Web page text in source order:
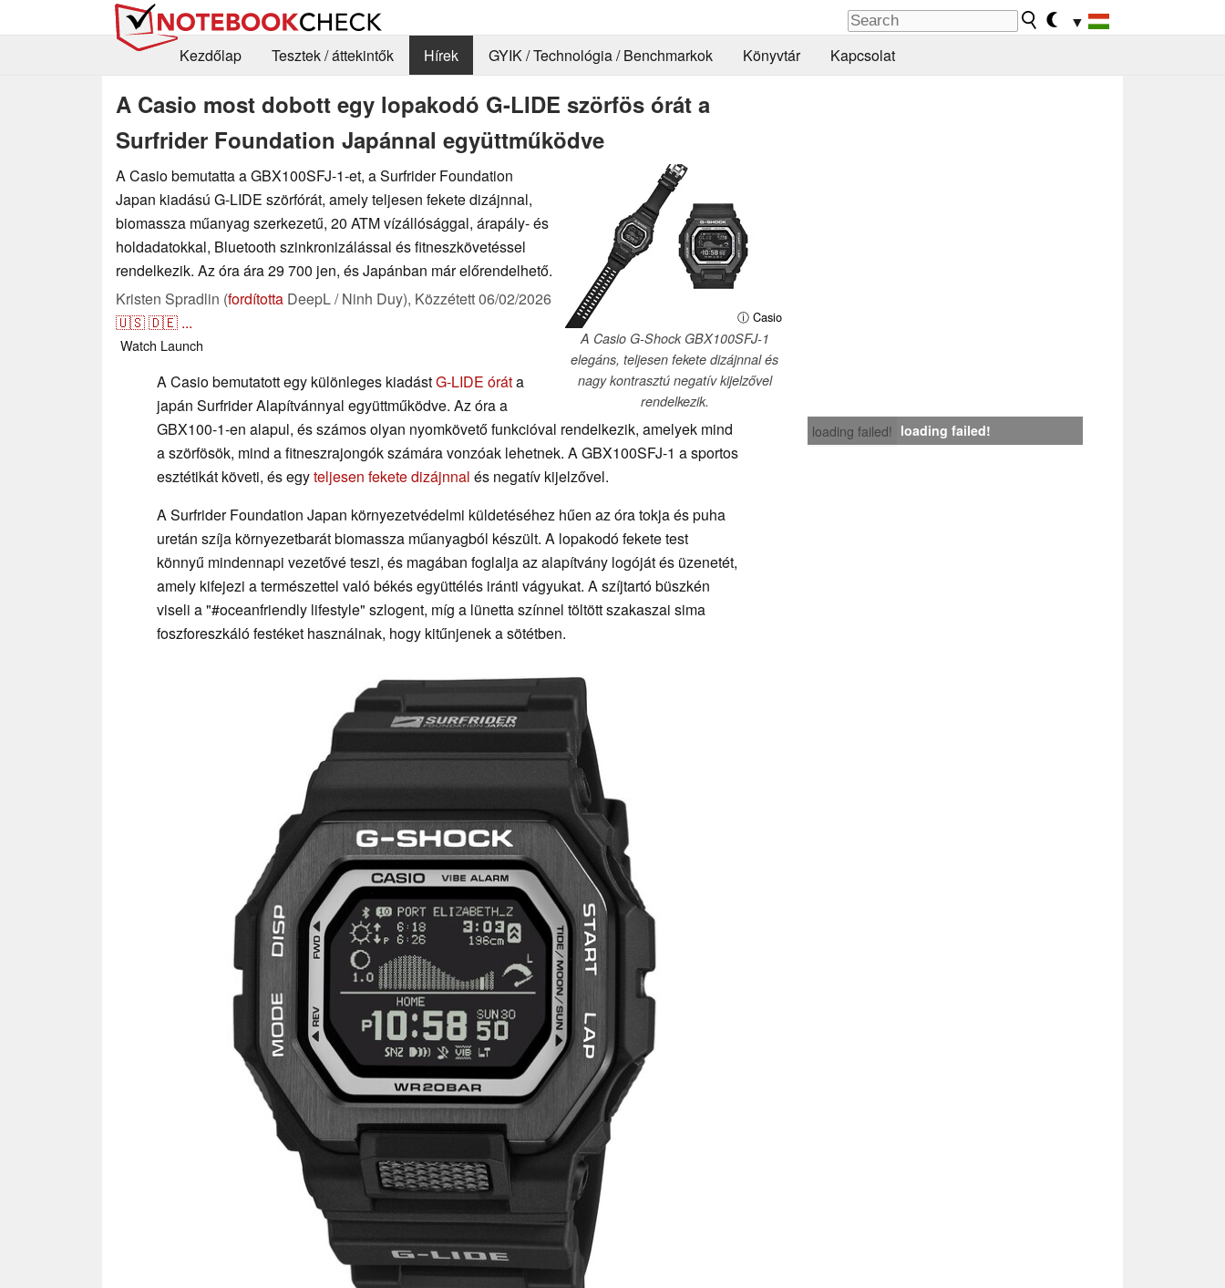
▼
Kezdőlap
Tesztek / áttekintők Hírek GYIK / Technológia / Benchmarkok Könyvtár Kapcsolat
A Casio most dobott egy lopakodó G-LIDE szörfös órát a
Surfrider Foundation Japánnal együttműködve
ⓘ Casio
A Casio G-Shock GBX100SFJ-1
elegáns, teljesen fekete dizájnnal és
nagy kontrasztú negatív kijelzővel
rendelkezik.
A Casio bemutatta a GBX100SFJ-1-et, a Surfrider Foundation
Japan kiadású G-LIDE szörfórát, amely teljesen fekete dizájnnal,
biomassza műanyag szerkezetű, 20 ATM vízállósággal, árapály- és
holdadatokkal, Bluetooth szinkronizálással és fitneszkövetéssel
rendelkezik. Az óra ára 29 700 jen, és Japánban már előrendelhető.
Kristen Spradlin (fordította DeepL / Ninh Duy), Közzétett06/02/2026
🇺🇸🇩🇪 ...
Watch Launch
loading failed! loading failed!
A Casio bemutatott egy különleges kiadástG-LIDE óráta
japán Surfrider Alapítvánnyal együttműködve. Az óra a
GBX100-1-en alapul, és számos olyan nyomkövető funkcióval rendelkezik, amelyek mind
a szörfösök, mind a fitneszrajongók számára vonzóak lehetnek. A GBX100SFJ-1 a sportos
esztétikát követi, és egyteljesen fekete dizájnnal és negatív kijelzővel.
A Surfrider Foundation Japan környezetvédelmi küldetéséhez hűen az óra tokja és puha
uretán szíja környezetbarát biomassza műanyagból készült. A lopakodó fekete test
könnyű mindennapi vezetővé teszi, és magában foglalja az alapítvány logóját és üzenetét,
amely kifejezi a természettel való békés együttélés iránti vágyukat. A szíjtartó büszkén
viseli a "#oceanfriendly lifestyle" szlogent, míg a lünetta színnel töltött szakaszai sima
foszforeszkáló festéket használnak, hogy kitűnjenek a sötétben.